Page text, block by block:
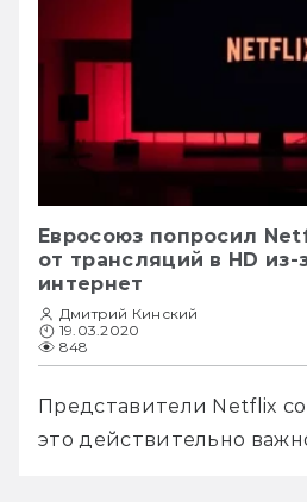
Евросоюз попросил
от трансляций в HD из-
интернет
Дмитрий Кинский
19.03.2020
848
Представители Netflix
это действительно